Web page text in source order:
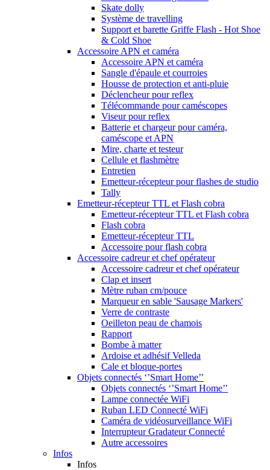
Skate dolly
Système de travelling
Support et barette Griffe Flash - Hot Shoe
& Cold Shoe
Accessoire APN et caméra
Accessoire APN et caméra
Sangle d'épaule et courroies
Housse de protection et anti-pluie
Déclencheur pour reflex
Télécommande pour caméscopes
Viseur pour reflex
Batterie et chargeur pour caméra,
caméscope et APN
Mire, charte et testeur
Cellule et flashmètre
Entretien
Emetteur-récepteur pour flashes de studio
Tally
Emetteur-récepteur TTL et Flash cobra
Emetteur-récepteur TTL et Flash cobra
Flash cobra
Emetteur-récepteur TTL
Accessoire pour flash cobra
Accessoire cadreur et chef opérateur
Accessoire cadreur et chef opérateur
Clap et insert
Mètre ruban cm/pouce
Marqueur en sable 'Sausage Markers'
Verre de contraste
Oeilleton peau de chamois
Rapport
Bombe à matter
Ardoise et adhésif Velleda
Cale et bloque-portes
Objets connectés ‘’Smart Home’’
Objets connectés ‘’Smart Home’’
Lampe connectée WiFi
Ruban LED Connecté WiFi
Caméra de vidéosurveillance WiFi
Interrupteur Gradateur Connecté
Autre accessoires
Infos
Infos